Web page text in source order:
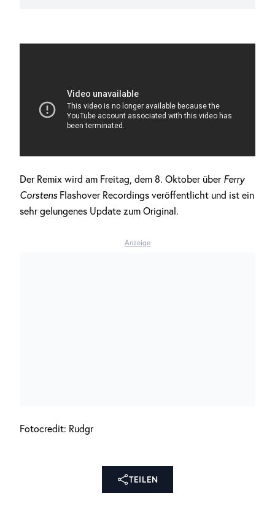
Der Remix wird am Freitag, dem 8. Oktober über Ferry
CorstensFlashover Recordings veröffentlicht und ist ein
sehr gelungenes Update zum Original.
Anzeige
Fotocredit: Rudgr
TEILEN